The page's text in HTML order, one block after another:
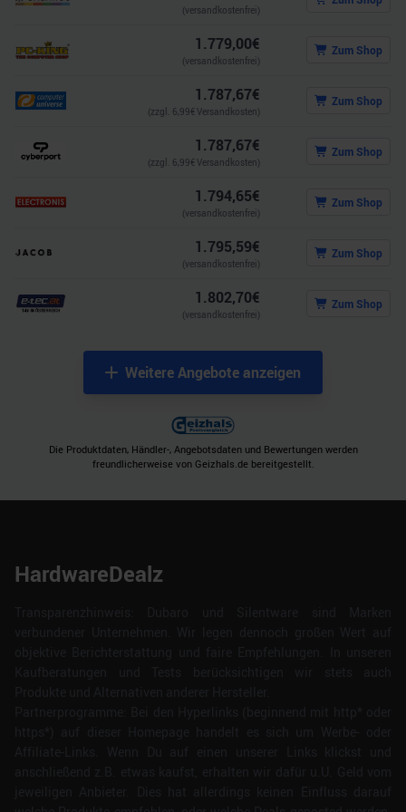
(versandkostenfrei)
1.779,00€
(versandkostenfrei)
Zum Shop
1.787,67€
(zzgl. 6,99€ Versandkosten)
Zum Shop
1.787,67€
(zzgl. 6,99€ Versandkosten)
Zum Shop
1.794,65€
(versandkostenfrei)
Zum Shop
1.795,59€
(versandkostenfrei)
Zum Shop
1.802,70€
(versandkostenfrei)
Zum Shop
Weitere Angebote anzeigen
Die Produktdaten, Händler-, Angebotsdaten und Bewertungen werden
freundlicherweise von Geizhals.de bereitgestellt.
HardwareDealz